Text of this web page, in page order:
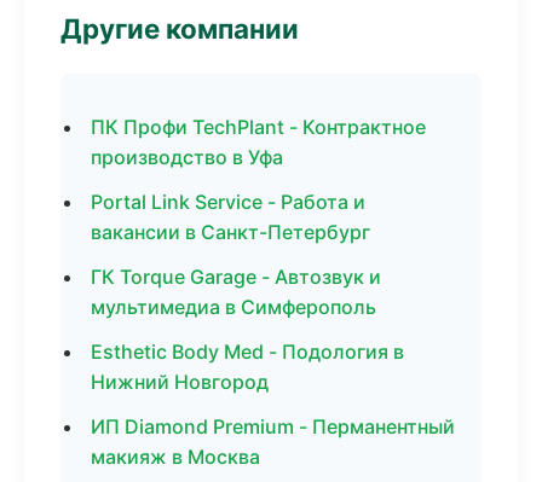
Другие компании
ПК Профи TechPlant - Контрактное
производство в Уфа
Portal Link Service - Работа и
вакансии в Санкт-Петербург
ГК Torque Garage - Автозвук и
мультимедиа в Симферополь
Esthetic Body Med - Подология в
Нижний Новгород
ИП Diamond Premium - Перманентный
макияж в Москва